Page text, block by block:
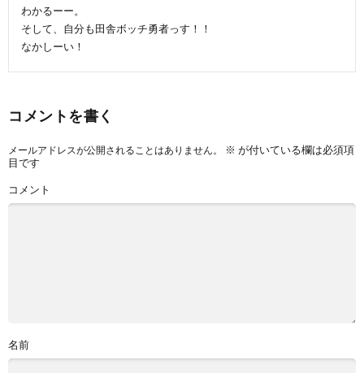
わかるーー。
そして、自分も田舎ボッチ勇者っす！！
なかしーい！
コメントを書く
メールアドレスが公開されることはありません。 ※ が付いている欄は必須項
目です
コメント
名前